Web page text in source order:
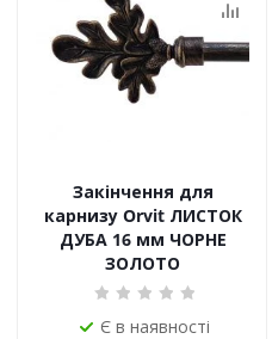
Закінчення для
карнизу Orvit ЛИСТОК
ДУБА 16 мм ЧОРНЕ
ЗОЛОТО
Є в наявності